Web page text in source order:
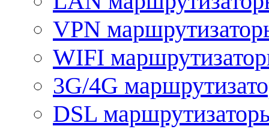
VPN
WIFI
3G/4G
DSL